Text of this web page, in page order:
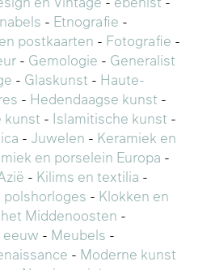
- Etnografie -
postkaarten - Fotografie -
- Gemologie - Generalist
- Glaskunst - Haute-
- Hedendaagse kunst -
kunst - Islamitische kunst -
- Juwelen - Keramiek en
en porselein Europa -
- Kilims en textilia -
- Klokken en
Middenoosten -
eeuw - Meubels -
- Moderne kunst